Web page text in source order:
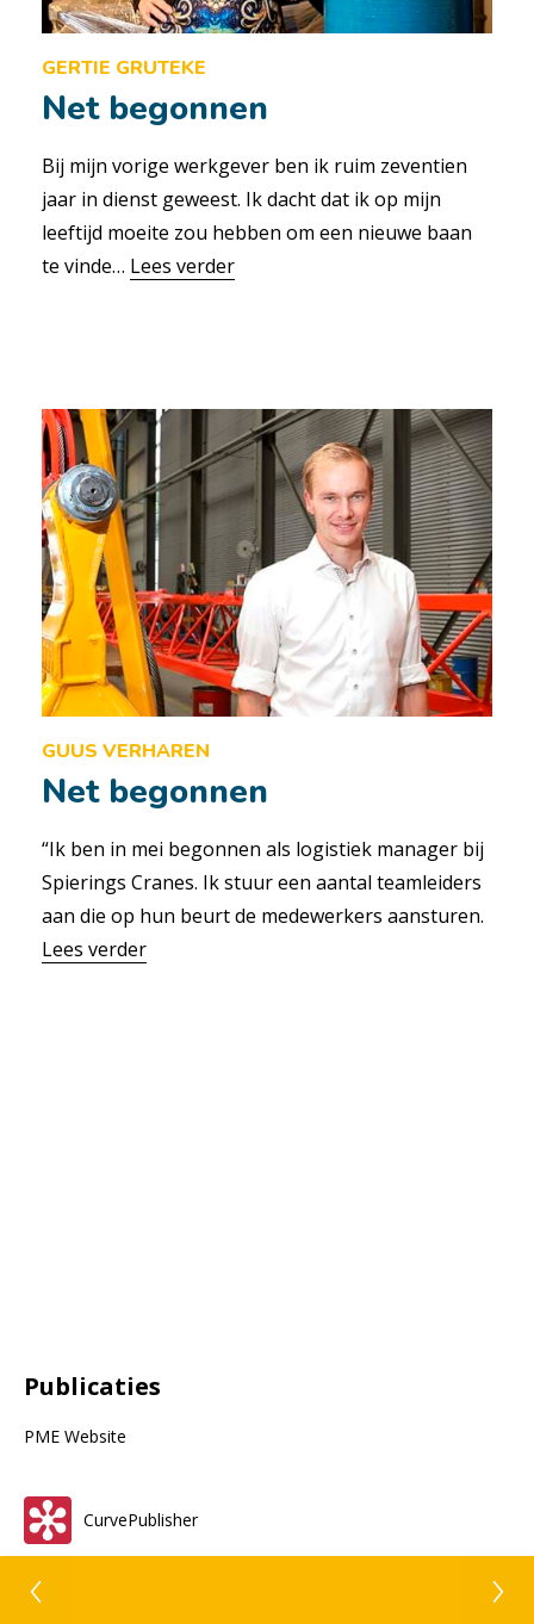
GERTIE GRUTEKE
Net begonnen
Bij mijn vorige werkgever ben ik ruim zeventien
jaar in dienst geweest. Ik dacht dat ik op mijn
leeftijd moeite zou hebben om een nieuwe baan
te vinde… Lees verder
GUUS VERHAREN
Net begonnen
“Ik ben in mei begonnen als logistiek manager bij
Spierings Cranes. Ik stuur een aantal teamleiders
aan die op hun beurt de medewerkers aansturen.
Lees verder
Publicaties
PME Website
CurvePublisher